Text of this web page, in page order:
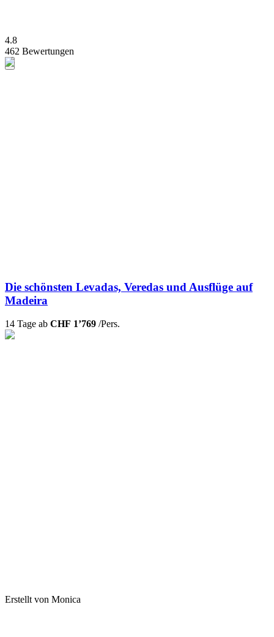
4.8
462 Bewertungen
Die schönsten Levadas, Veredas und Ausflüge auf
Madeira
14 Tage ab CHF 1’769 /Pers.
Erstellt von Monica